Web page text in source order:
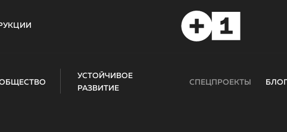
УСТОЙЧИВОЕ
РАЗВИТИЕ
СПЕЦПРОЕКТЫ